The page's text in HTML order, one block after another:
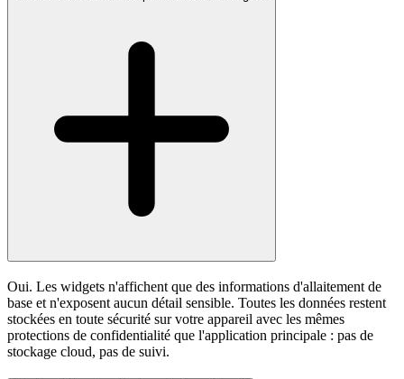
Oui. Les widgets n'affichent que des informations d'allaitement de
base et n'exposent aucun détail sensible. Toutes les données restent
stockées en toute sécurité sur votre appareil avec les mêmes
protections de confidentialité que l'application principale : pas de
stockage cloud, pas de suivi.